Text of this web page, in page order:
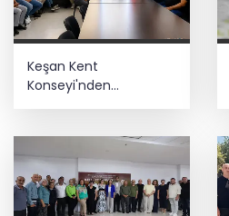
Keşan Kent
Konseyi'nden
muhtarlara nezaket